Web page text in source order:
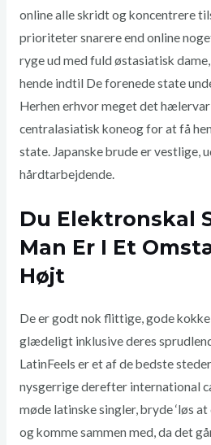
online alle skridt og koncentrere
prioriteter snarere end online
ryge ud med fuld østasiatisk
hende indtil De forenede state
Herhen erhvor meget det
centralasiatisk koneog for at få
state. Japanske brude er vestlige,
hårdtarbejdende.
Du Elektronskal
Man Er I Et
Højt
De er godt nok flittige, gode
glædeligt inklusive deres
LatinFeels er et af de bedste
nysgerrige derefter international
møde latinske singler, bryde ‘løs
og komme sammen med, da det